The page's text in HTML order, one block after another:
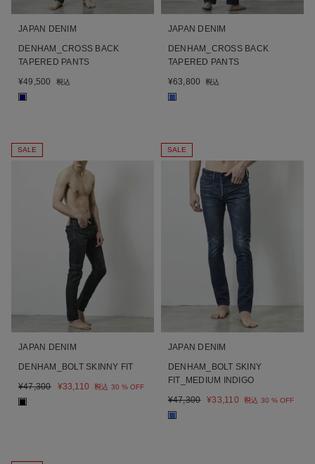
JAPAN DENIM
DENHAM_CROSS BACK
TAPERED PANTS
¥49,500 税込
JAPAN DENIM
DENHAM_CROSS BACK
TAPERED PANTS
¥63,800 税込
SALE
JAPAN DENIM
DENHAM_BOLT SKINNY FIT
¥47,300 ¥33,110 税込 30 % OFF
■
SALE
JAPAN DENIM
DENHAM_BOLT SKINY
FIT_MEDIUM INDIGO
¥47,300 ¥33,110 税込 30 % OFF
■